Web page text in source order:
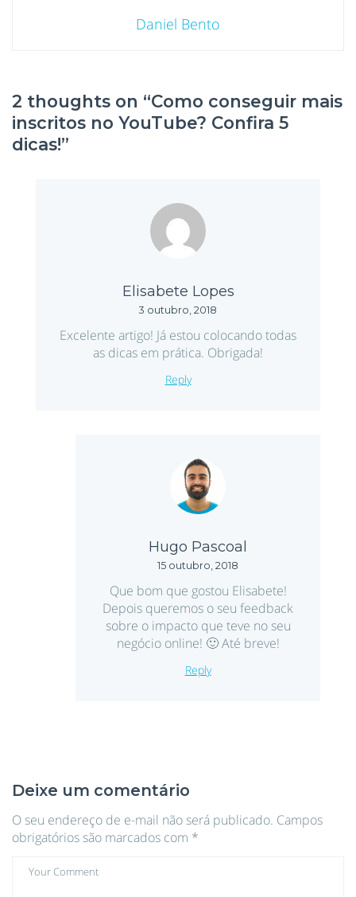
Daniel Bento
2 thoughts on “Como conseguir mais
inscritos no YouTube? Confira 5
dicas!”
Elisabete Lopes
3 outubro, 2018
Excelente artigo! Já estou colocando todas
as dicas em prática. Obrigada!
Reply
Hugo Pascoal
15 outubro, 2018
Que bom que gostou Elisabete!
Depois queremos o seu feedback
sobre o impacto que teve no seu
negócio online! 🙂 Até breve!
Reply
Deixe um comentário
O seu endereço de e-mail não será publicado. Campos
obrigatórios são marcados com *